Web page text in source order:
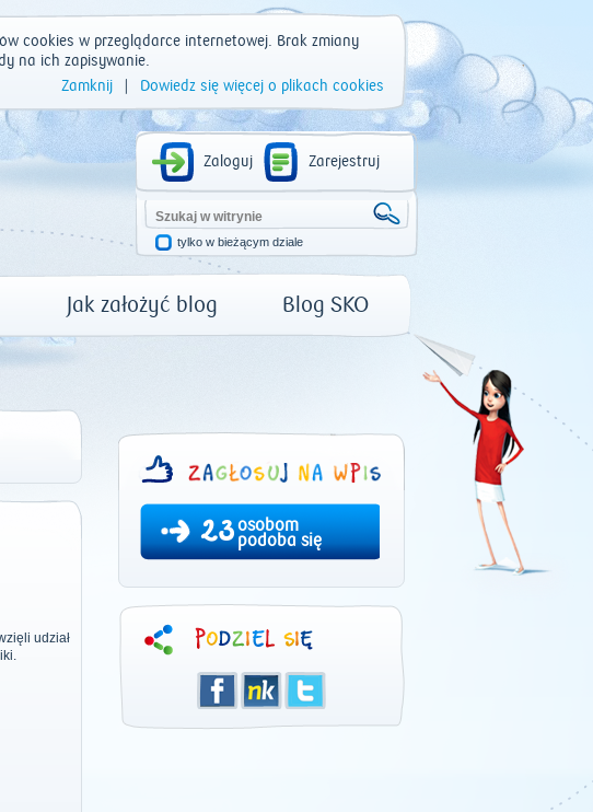
cookies w przeglądarce internetowej. Brak zmiany
na ich zapisywanie.
Zamknij
Dowiedz się więcej o plikach cookies
Zaloguj Zarejestruj
tylko w bieżącym dziale
Jak założyć blog Blog SKO
udział
23osobom
podoba się